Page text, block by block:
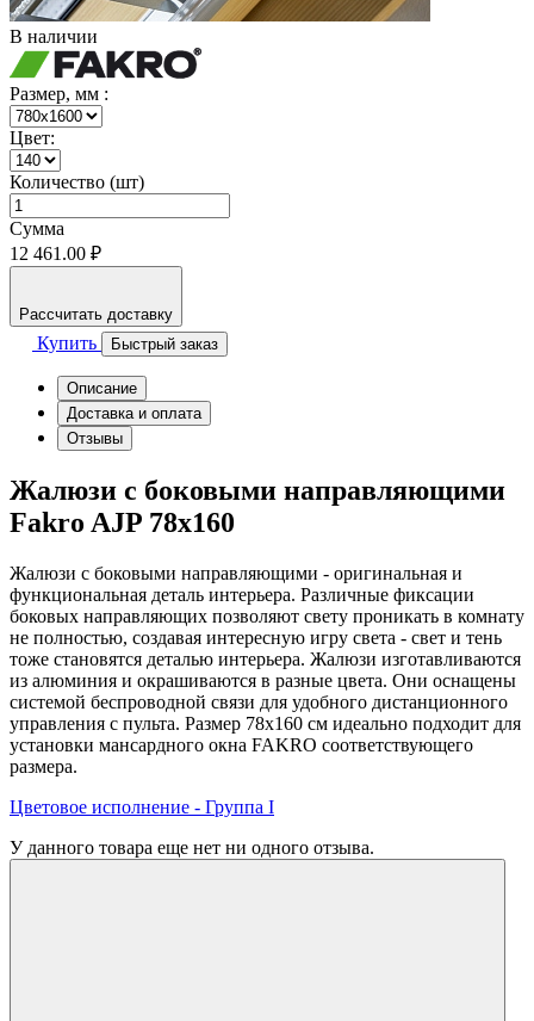
В наличии
Размер, мм :
Цвет:
Количество (шт)
Сумма
12 461.00 ₽
Рассчитать доставку
Купить Быстрый заказ
Описание
Доставка и оплата
Отзывы
Жалюзи с боковыми направляющими
Fakro AJP 78х160
Жалюзи с боковыми направляющими - оригинальная и
функциональная деталь интерьера. Различные фиксации
боковых направляющих позволяют свету проникать в комнату
не полностью, создавая интересную игру света - свет и тень
тоже становятся деталью интерьера. Жалюзи изготавливаются
из алюминия и окрашиваются в разные цвета. Они оснащены
системой беспроводной связи для удобного дистанционного
управления с пульта. Размер 78х160 см идеально подходит для
установки мансардного окна FAKRO соответствующего
размера.
Цветовое исполнение - Группа I
У данного товара еще нет ни одного отзыва.